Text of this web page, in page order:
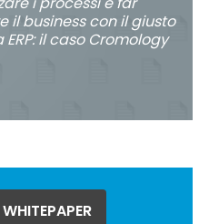
il business con il giusto
ERP: il caso Cromology